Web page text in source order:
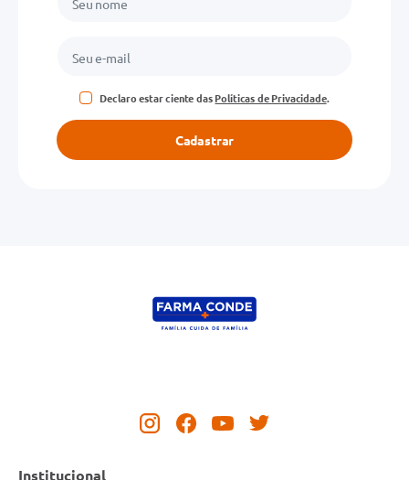
Declaro estar ciente dasPolíticas de Privacidade.
Cadastrar
Institucional